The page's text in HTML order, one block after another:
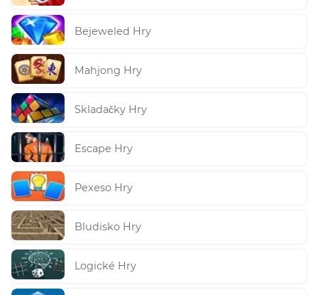
Bejeweled Hry
Mahjong Hry
Skladačky Hry
Escape Hry
Pexeso Hry
Bludisko Hry
Logické Hry